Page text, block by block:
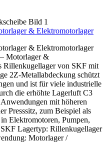
& Elektromotorlager
& Elektromotorlager
Motorlager &
Rillenkugellager von SKF mit
2Z-Metallabdeckung schützt
und ist für viele industrielle
die erhöhte Lagerluft C3
mit höheren
Presssitz, zum Beispiel als
Elektromotoren, Pumpen,
Lagertyp: Rillenkugellager
Motorlager /